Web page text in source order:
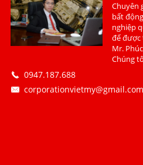
Chuyên
bất
nghiệp
để được
Mr.
Chúng
0947.187.688
corporationvietmy@gmail.com